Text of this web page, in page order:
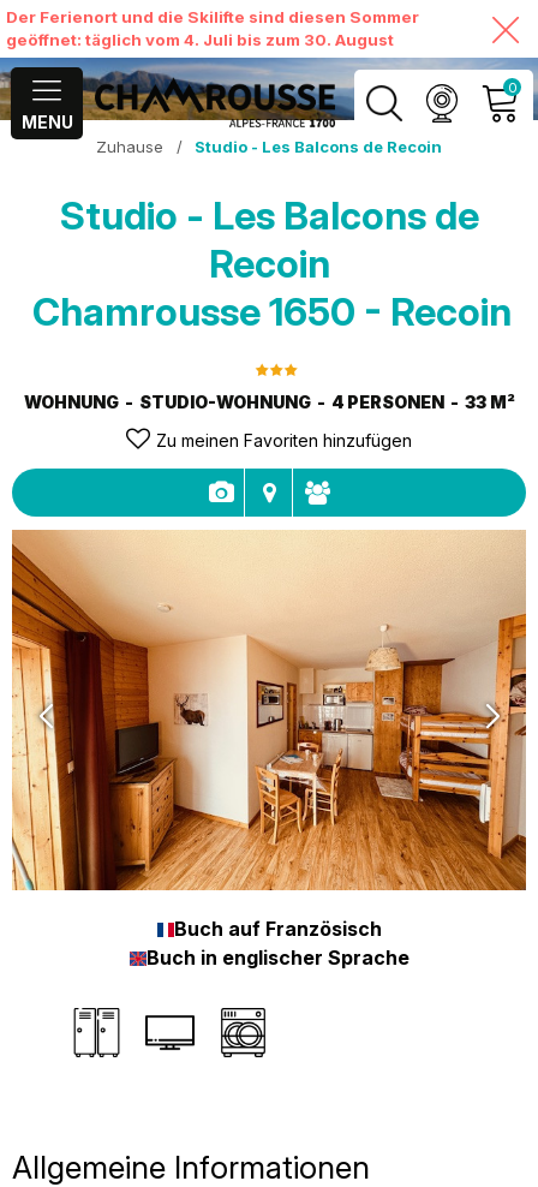
Der Ferienort und die Skilifte sind diesen Sommer
geöffnet: täglich vom 4. Juli bis zum 30. August
MENU
0
MEIN KONTO
MEINEN WARENKORB
Zuhause / Studio - Les Balcons de Recoin
Studio - Les Balcons de
Recoin
Chamrousse 1650 - Recoin
WOHNUNG STUDIO-WOHNUNG 4 PERSONEN 33 M²
Zu meinen Favoriten hinzufügen
Buch auf Französisch
Buch in englischer Sprache
Allgemeine Informationen